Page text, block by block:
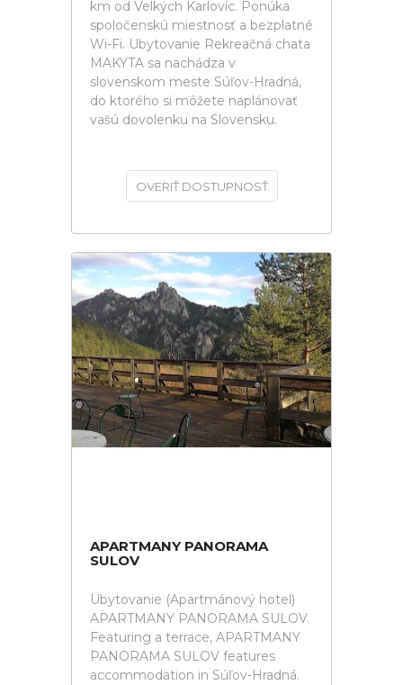
km od Velkých Karlovíc. Ponúka
spoločenskú miestnosť a bezplatné
Wi-Fi. Ubytovanie Rekreačná chata
MAKYTA sa nachádza v
slovenskom meste Súľov-Hradná,
do ktorého si môžete naplánovať
vašú dovolenku na Slovensku.
OVERIŤ DOSTUPNOSŤ
APARTMANY PANORAMA
SULOV
Ubytovanie (Apartmánový hotel)
APARTMANY PANORAMA SULOV.
Featuring a terrace, APARTMANY
PANORAMA SULOV features
accommodation in Súľov-Hradná.